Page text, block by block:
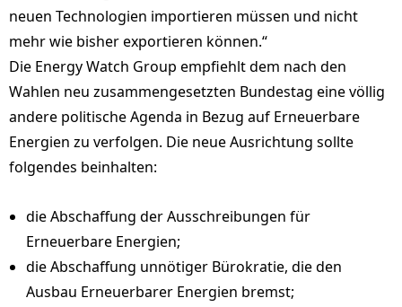
neuen Technologien importieren müssen und nicht
mehr wie bisher exportieren können.“
Die Energy Watch Group empfiehlt dem nach den
Wahlen neu zusammengesetzten Bundestag eine völlig
andere politische Agenda in Bezug auf Erneuerbare
Energien zu verfolgen. Die neue Ausrichtung sollte
folgendes beinhalten:
die Abschaffung der Ausschreibungen für
Erneuerbare Energien;
die Abschaffung unnötiger Bürokratie, die den
Ausbau Erneuerbarer Energien bremst;